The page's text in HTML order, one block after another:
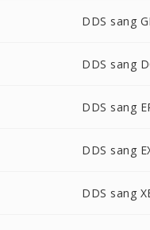
DDS sang
DDS sang
DDS sang
DDS sang
DDS sang